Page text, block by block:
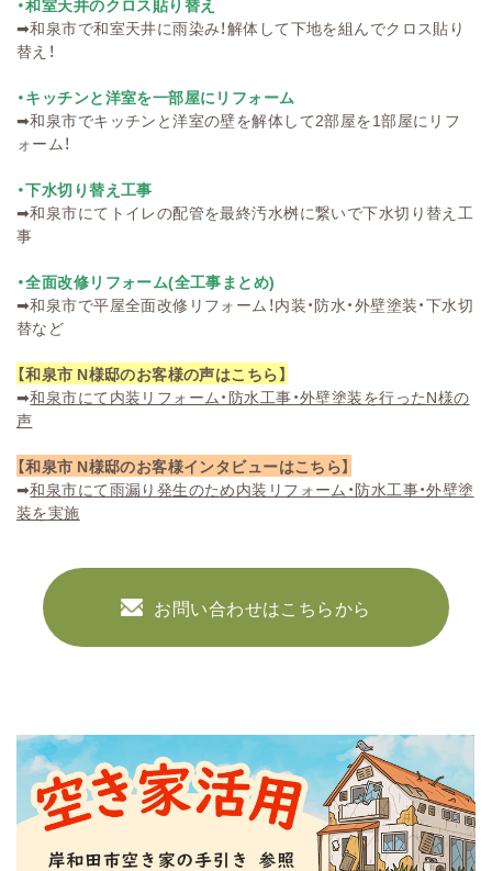
・和室天井のクロス貼り替え
➡和泉市で和室天井に雨染み！解体して下地を組んでクロス貼り
替え！
・キッチンと洋室を一部屋にリフォーム
➡和泉市でキッチンと洋室の壁を解体して2部屋を1部屋にリフ
ォーム！
・下水切り替え工事
➡和泉市にてトイレの配管を最終汚水桝に繋いで下水切り替え工
事
・全面改修リフォーム(全工事まとめ)
➡和泉市で平屋全面改修リフォーム！内装・防水・外壁塗装・下水切
替など
【和泉市 N様邸のお客様の声はこちら】
➡和泉市にて内装リフォーム・防水工事・外壁塗装を行ったN様の
声
【和泉市 N様邸のお客様インタビューはこちら】
➡和泉市にて雨漏り発生のため内装リフォーム・防水工事・外壁塗
装を実施
お問い合わせはこちらから